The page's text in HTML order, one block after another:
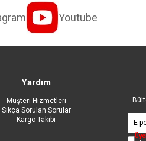
Youtube
Yardım
Müşteri Hizmetleri
Sıkça Sorulan Sorular
Kargo Takibi